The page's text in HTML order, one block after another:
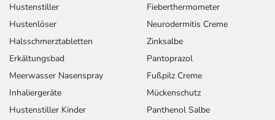
Hustenstiller
Hustenlöser
Halsschmerztabletten
Erkältungsbad
Meerwasser Nasenspray
Inhaliergeräte
Hustenstiller Kinder
Fieberthermometer
Neurodermitis Creme
Zinksalbe
Pantoprazol
Fußpilz Creme
Mückenschutz
Panthenol Salbe